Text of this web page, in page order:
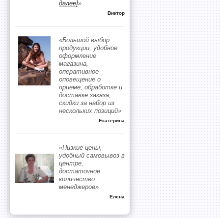
далее]»
Виктор
«Большой выбор
продукции, удобное
оформление
магазина,
оперативное
оповещение о
приеме, обработке и
доставке заказа,
скидки за набор из
нескольких позиций»
Екатерина
«Низкие цены,
удобный самовывоз в
центре,
достаточное
количество
менеджеров»
Елена